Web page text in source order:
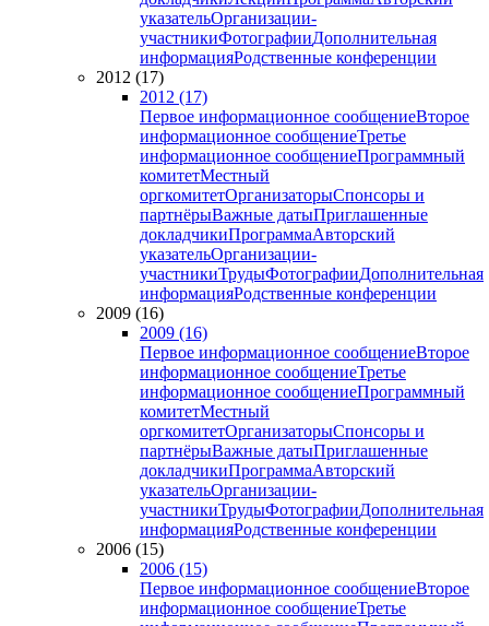
указательОрганизации-
участникиФотографииДополнительная
информацияРодственные конференции
2012 (17)
2012 (17)
Первое информационное сообщениеВторое
информационное сообщениеТретье
информационное сообщениеПрограммный
комитетМестный
оргкомитетОрганизаторыСпонсоры и
партнёрыВажные датыПриглашенные
докладчикиПрограммаАвторский
указательОрганизации-
участникиТрудыФотографииДополнительная
информацияРодственные конференции
2009 (16)
2009 (16)
Первое информационное сообщениеВторое
информационное сообщениеТретье
информационное сообщениеПрограммный
комитетМестный
оргкомитетОрганизаторыСпонсоры и
партнёрыВажные датыПриглашенные
докладчикиПрограммаАвторский
указательОрганизации-
участникиТрудыФотографииДополнительная
информацияРодственные конференции
2006 (15)
2006 (15)
Первое информационное сообщениеВторое
информационное сообщениеТретье